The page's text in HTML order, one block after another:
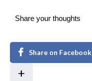
Share your thoughts
Share on Facebook
+